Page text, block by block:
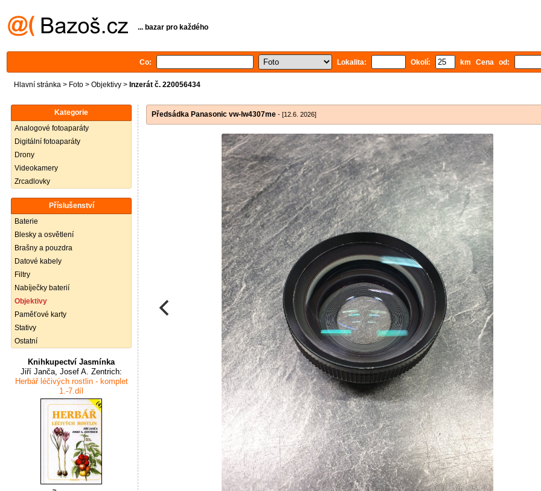
... bazar pro každého
Co: Lokalita: Okolí: km Cena od:
Hlavní stránka > Foto > Objektivy > Inzerát č. 220056434
Kategorie
Analogové fotoaparáty
Digitální fotoaparáty
Drony
Videokamery
Zrcadlovky
Příslušenství
Baterie
Blesky a osvětlení
Brašny a pouzdra
Datové kabely
Filtry
Nabíječky baterií
Objektivy
Paměťové karty
Stativy
Ostatní
Knihkupectví Jasmínka
Jiří Janča, Josef A. Zentrich:
Herbář léčivých rostlin - komplet
1.-7.díl
Předsádka Panasonic vw-lw4307me - [12.6. 2026]